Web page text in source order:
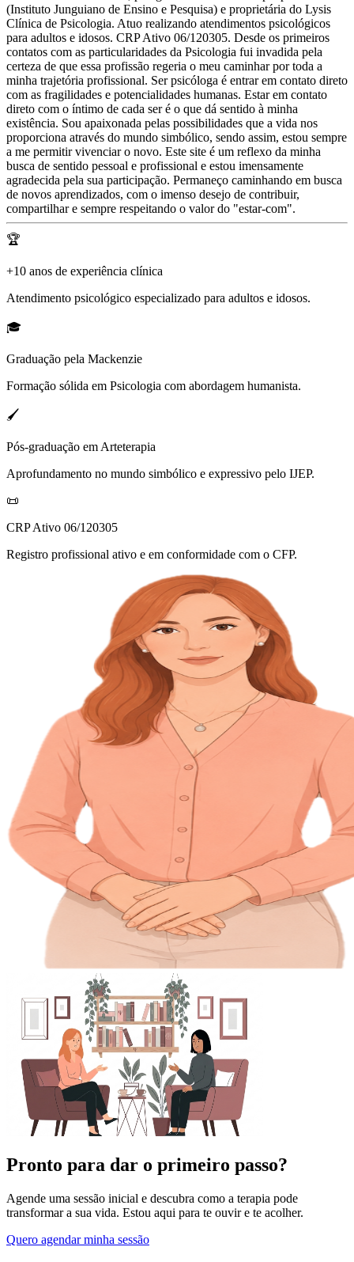
(Instituto Junguiano de Ensino e Pesquisa) e proprietária do Lysis
Clínica de Psicologia. Atuo realizando atendimentos psicológicos
para adultos e idosos. CRP Ativo 06/120305. Desde os primeiros
contatos com as particularidades da Psicologia fui invadida pela
certeza de que essa profissão regeria o meu caminhar por toda a
minha trajetória profissional. Ser psicóloga é entrar em contato direto
com as fragilidades e potencialidades humanas. Estar em contato
direto com o íntimo de cada ser é o que dá sentido à minha
existência. Sou apaixonada pelas possibilidades que a vida nos
proporciona através do mundo simbólico, sendo assim, estou sempre
a me permitir vivenciar o novo. Este site é um reflexo da minha
busca de sentido pessoal e profissional e estou imensamente
agradecida pela sua participação. Permaneço caminhando em busca
de novos aprendizados, com o imenso desejo de contribuir,
compartilhar e sempre respeitando o valor do "estar-com".
🏆
+10 anos de experiência clínica
Atendimento psicológico especializado para adultos e idosos.
🎓
Graduação pela Mackenzie
Formação sólida em Psicologia com abordagem humanista.
🖌️
Pós-graduação em Arteterapia
Aprofundamento no mundo simbólico e expressivo pelo IJEP.
📜
CRP Ativo 06/120305
Registro profissional ativo e em conformidade com o CFP.
Pronto para dar o primeiro passo?
Agende uma sessão inicial e descubra como a terapia pode
transformar a sua vida. Estou aqui para te ouvir e te acolher.
Quero agendar minha sessão